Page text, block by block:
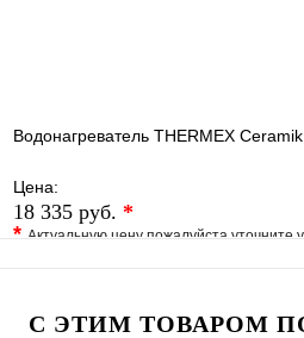
Водонагреватель THERMEX
Цена:
18 335 руб. *
*Актуальную цену пожалуйста уточните
В избранное
С ЭТИМ ТОВАРОМ